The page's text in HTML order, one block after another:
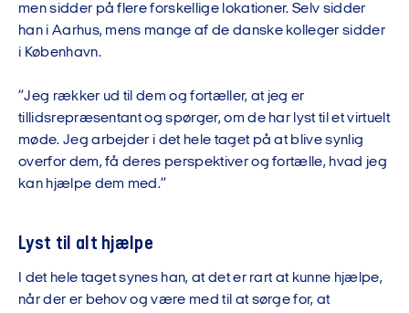
men sidder på flere forskellige lokationer. Selv sidder
han i Aarhus, mens mange af de danske kolleger sidder
i København.
”Jeg rækker ud til dem og fortæller, at jeg er
tillidsrepræsentant og spørger, om de har lyst til et virtuelt
møde. Jeg arbejder i det hele taget på at blive synlig
overfor dem, få deres perspektiver og fortælle, hvad jeg
kan hjælpe dem med.”
Lyst til alt hjælpe
I det hele taget synes han, at det er rart at kunne hjælpe,
når der er behov og være med til at sørge for, at